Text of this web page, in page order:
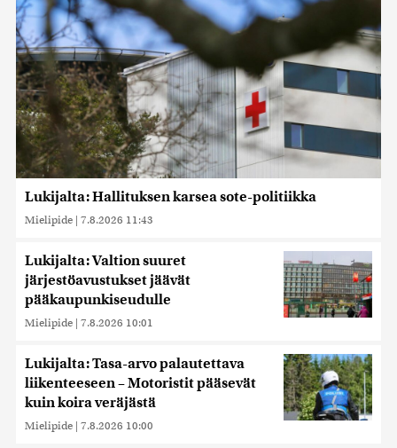
Lukijalta: Hallituksen karsea sote-politiikka
Mielipide | 7.8.2026 11:43
Lukijalta: Valtion suuret
järjestöavustukset jäävät
pääkaupunkiseudulle
Mielipide | 7.8.2026 10:01
Lukijalta: Tasa-arvo palautettava
liikenteeseen – Motoristit pääsevät
kuin koira veräjästä
Mielipide | 7.8.2026 10:00